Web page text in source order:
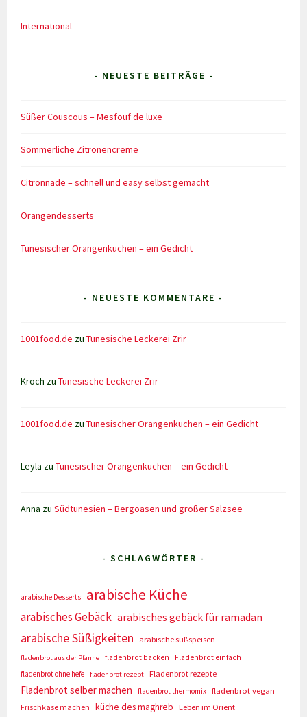
International
- NEUESTE BEITRÄGE -
Süßer Couscous – Mesfouf de luxe
Sommerliche Zitronencreme
Citronnade – schnell und easy selbst gemacht
Orangendesserts
Tunesischer Orangenkuchen – ein Gedicht
- NEUESTE KOMMENTARE -
1001food.de zuTunesische Leckerei Zrir
Kroch zuTunesische Leckerei Zrir
1001food.de zuTunesischer Orangenkuchen – ein Gedicht
Leyla zuTunesischer Orangenkuchen – ein Gedicht
Anna zuSüdtunesien – Bergoasen und großer Salzsee
- SCHLAGWÖRTER -
arabische Desserts arabische Küche
arabisches Gebäck arabisches gebäck für ramadan
arabische Süßigkeiten arabische süßspeisen
fladenbrot aus der Pfanne fladenbrot backen
Fladenbrot einfach
fladenbrot ohne hefe
fladenbrot rezept Fladenbrot rezepte
Fladenbrot selber machen fladenbrot thermomix fladenbrot vegan
Frischkäse machen
küche des maghreb
Leben im Orient